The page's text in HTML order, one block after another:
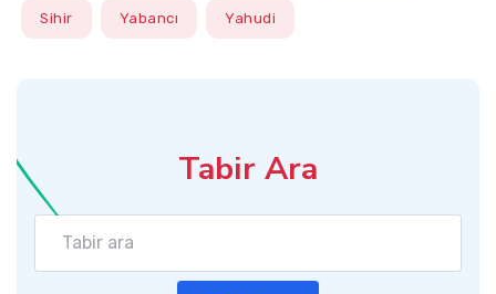
Sihir Yabancı Yahudi
Tabir Ara